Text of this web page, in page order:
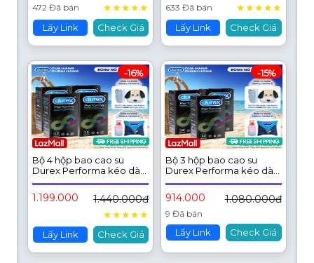
472 Đã bán ★★★★★
Lấy Link Check Giá
633 Đã bán ★★★★★
Lấy Link Check Giá
Bộ 4 hộp bao cao su
Durex Performa kéo dài
thời gian, size 52mm, 12
bao/hộp
1.199.000
1.440.000đ
★★★★★
Lấy Link Check Giá
-16%
Bộ 3 hộp bao cao su
Durex Performa kéo dài
thời gian, size 52mm, 12
bao/hộp
914.000 1.080.000đ
9 Đã bán
Lấy Link Check Giá
-15%